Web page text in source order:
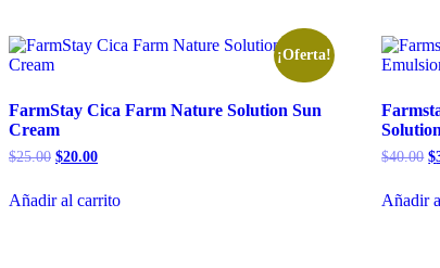
¡Oferta!
FarmStay Cica Farm Nature Solution Sun
Cream
$25.00 El
era:
$20.00El
es:
Añadir al carrito
$40.00 $
Añadir